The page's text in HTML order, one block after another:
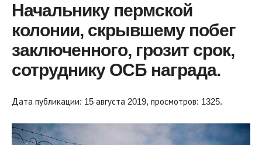
РЕКЛАМОДАТЕЛЯМ
Начальнику пермской
колонии, скрывшему побег
заключенного, грозит срок,
сотруднику ОСБ награда.
Дата публикации: 15 августа 2019, просмотров: 1325.